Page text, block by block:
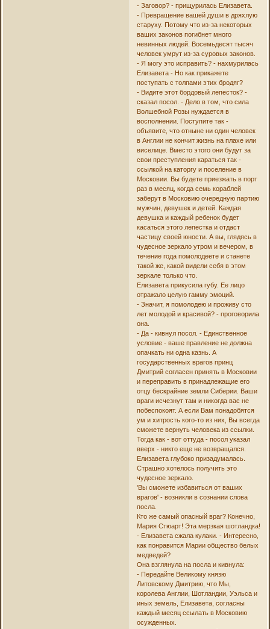
- Заговор? - прищурилась Елизавета.
- Превращение вашей души в дряхлую
старуху. Потому что из-за некоторых
ваших законов погибнет много
невинных людей. Восемьдесят тысяч
человек умрут из-за суровых законов.
- Я могу это исправить? - нахмурилась
Елизавета - Но как прикажете
поступать с толпами этих бродяг?
- Видите этот бордовый лепесток? -
сказал посол. - Дело в том, что сила
Волшебной Розы нуждается в
восполнении. Поступите так -
объявите, что отныне ни один человек
в Англии не кончит жизнь на плахе или
виселице. Вместо этого они будут за
свои преступления караться так -
ссылкой на каторгу и поселение в
Московии. Вы будете приезжать в порт
раз в месяц, когда семь кораблей
заберут в Московию очередную партию
мужчин, девушек и детей. Каждая
девушка и каждый ребенок будет
касаться этого лепестка и отдаст
частицу своей юности. А вы, глядясь в
чудесное зеркало утром и вечером, в
течение года помолодеете и станете
такой же, какой видели себя в этом
зеркале только что.
Елизавета прикусила губу. Ее лицо
отражало целую гамму эмоций.
- Значит, я помолодею и проживу сто
лет молодой и красивой? - проговорила
она.
- Да - кивнул посол. - Единственное
условие - ваше правление не должна
опачкать ни одна казнь. А
государственных врагов принц
Дмитрий согласен принять в Московии
и переправить в принадлежащие его
отцу бескрайние земли Сиберии. Ваши
враги исчезнут там и никогда вас не
побеспокоят. А если Вам понадобятся
ум и хитрость кого-то из них, Вы всегда
сможете вернуть человека из ссылки.
Тогда как - вот оттуда - посол указал
вверх - никто еще не возвращался.
Елизавета глубоко призадумалась.
Страшно хотелось получить это
чудесное зеркало.
'Вы сможете избавиться от ваших
врагов' - возникли в сознании слова
посла.
Кто же самый опасный враг? Конечно,
Мария Стюарт! Эта мерзкая шотландка!
- Елизавета сжала кулаки. - Интересно,
как понравится Марии общество белых
медведей?
Она взглянула на посла и кивнула:
- Передайте Великому князю
Литовскому Дмитрию, что Мы,
королева Англии, Шотландии, Уэльса и
иных земель, Елизавета, согласны
каждый месяц ссылать в Московию
осужденных.